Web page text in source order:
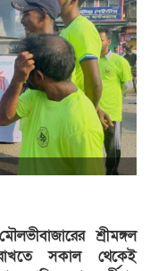
শ্রীমঙ্গল
সকাল থেকেই